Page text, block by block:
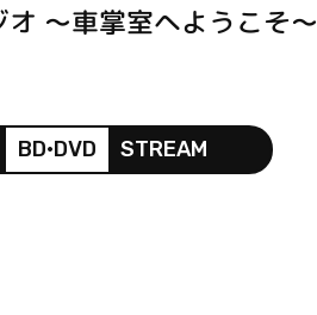
～車掌室へようこそ～
BD•DVD STREAM